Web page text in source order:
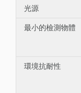
光源
最小的檢測物體
環境抗耐性